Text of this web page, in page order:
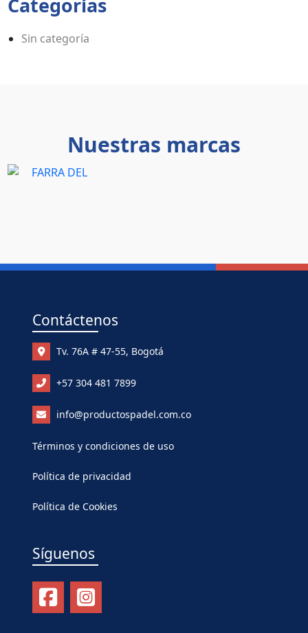
Sin categoría
Nuestras marcas
Contáctenos
Tv. 76A # 47-55, Bogotá
+57 304 481 7899
info@productospadel.com.co
Términos y condiciones de uso
Política de privacidad
Política de Cookies
Síguenos